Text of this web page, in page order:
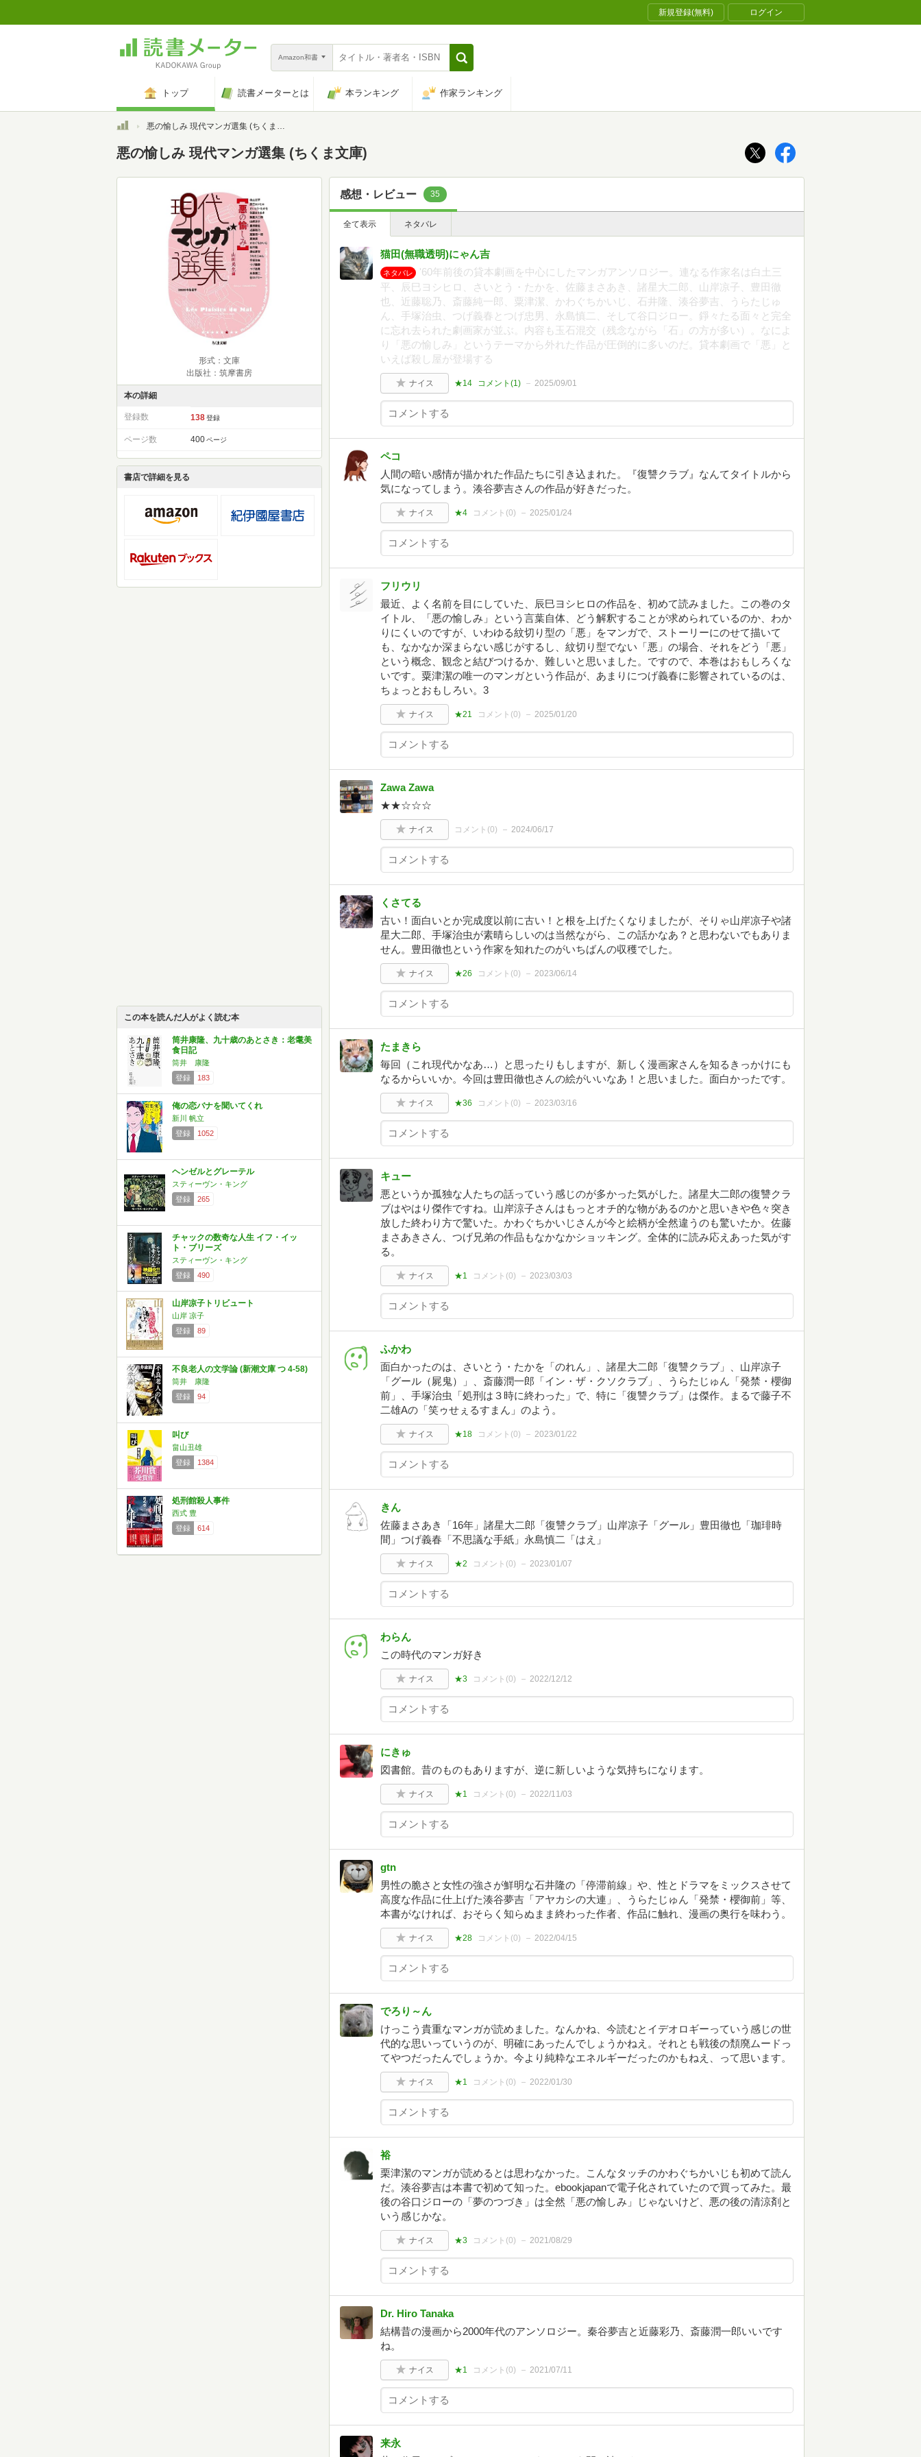
新規登録(無料) ログイン
Amazon和書
トップ 読書メーターとは 本ランキング 作家ランキング
トップ悪の愉しみ 現代マンガ選集 (ちくま文庫)
悪の愉しみ 現代マンガ選集 (ちくま文庫)
形式：文庫
出版社：筑摩書房
本の詳細
登録数 138 登録
ページ数 400 ページ
書店で詳細を見る
この本を読んだ人がよく読む本
筒井康隆、九十歳のあとさき：老耄美
食日記
筒井 康隆
登録
183
俺の恋バナを聞いてくれ
新川 帆立
登録
1052
ヘンゼルとグレーテル
スティーヴン・キング
登録
265
チャックの数奇な人生 イフ・イッ
ト・ブリーズ
スティーヴン・キング
登録
490
山岸凉子トリビュート
山岸 凉子
登録
89
不良老人の文学論 (新潮文庫 つ 4-58)
筒井 康隆
登録
94
叫び
畠山丑雄
登録
1384
処刑館殺人事件
西式 豊
登録
614
感想・レビュー 35
全て表示 ネタバレ
猫田(無職透明)にゃん吉
ネタバレ
'60年前後の貸本劇画を中心にしたマンガアンソロジー。連なる作家名は白土三
平、辰巳ヨシヒロ、さいとう・たかを、佐藤まさあき、諸星大二郎、山岸凉子、豊田徹
也、近藤聡乃、斎藤純一郎、粟津潔、かわぐちかいじ、石井隆、湊谷夢吉、うらたじゅ
ん、手塚治虫、つげ義春とつげ忠男、永島慎二、そして谷口ジロー。錚々たる面々と完全
に忘れ去られた劇画家が並ぶ。内容も玉石混交（残念ながら「石」の方が多い）。なによ
り「悪の愉しみ」というテーマから外れた作品が圧倒的に多いのだ。貸本劇画で「悪」と
いえば殺し屋が登場する
ナイス ★14 コメント(1) 2025/09/01
ペコ
人間の暗い感情が描かれた作品たちに引き込まれた。『復讐クラブ』なんてタイトルから
気になってしまう。湊谷夢吉さんの作品が好きだった。
ナイス ★4 コメント(0) 2025/01/24
フリウリ
最近、よく名前を目にしていた、辰巳ヨシヒロの作品を、初めて読みました。この巻のタ
イトル、「悪の愉しみ」という言葉自体、どう解釈することが求められているのか、わか
りにくいのですが、いわゆる紋切り型の「悪」をマンガで、ストーリーにのせて描いて
も、なかなか深まらない感じがするし、紋切り型でない「悪」の場合、それをどう「悪」
という概念、観念と結びつけるか、難しいと思いました。ですので、本巻はおもしろくな
いです。粟津潔の唯一のマンガという作品が、あまりにつげ義春に影響されているのは、
ちょっとおもしろい。3
ナイス ★21 コメント(0) 2025/01/20
Zawa Zawa
★★☆☆☆
ナイス コメント(0) 2024/06/17
くさてる
古い！面白いとか完成度以前に古い！と根を上げたくなりましたが、そりゃ山岸凉子や諸
星大二郎、手塚治虫が素晴らしいのは当然ながら、この話かなあ？と思わないでもありま
せん。豊田徹也という作家を知れたのがいちばんの収穫でした。
ナイス ★26 コメント(0) 2023/06/14
たまきら
毎回（これ現代かなあ…）と思ったりもしますが、新しく漫画家さんを知るきっかけにも
なるからいいか。今回は豊田徹也さんの絵がいいなあ！と思いました。面白かったです。
ナイス ★36 コメント(0) 2023/03/16
キュー
悪というか孤独な人たちの話っていう感じのが多かった気がした。諸星大二郎の復讐クラ
ブはやはり傑作ですね。山岸涼子さんはもっとオチ的な物があるのかと思いきや色々突き
放した終わり方で驚いた。かわぐちかいじさんが今と絵柄が全然違うのも驚いたか。佐藤
まさあきさん、つげ兄弟の作品もなかなかショッキング。全体的に読み応えあった気がす
る。
ナイス ★1 コメント(0) 2023/03/03
ふかわ
面白かったのは、さいとう・たかを「のれん」、諸星大二郎「復讐クラブ」、山岸凉子
「グール（屍鬼）」、斎藤潤一郎「イン・ザ・クソクラブ」、うらたじゅん「発禁・櫻御
前」、手塚治虫「処刑は３時に終わった」で、特に「復讐クラブ」は傑作。まるで藤子不
二雄Aの‎「笑ゥせぇるすまん」のよう。
ナイス ★18 コメント(0) 2023/01/22
きん
佐藤まさあき「16年」諸星大二郎「復讐クラブ」山岸凉子「グール」豊田徹也「珈琲時
間」つげ義春「不思議な手紙」永島慎二「はえ」
ナイス ★2 コメント(0) 2023/01/07
わらん
この時代のマンガ好き
ナイス ★3 コメント(0) 2022/12/12
にきゅ
図書館。昔のものもありますが、逆に新しいような気持ちになります。
ナイス ★1 コメント(0) 2022/11/03
gtn
男性の脆さと女性の強さが鮮明な石井隆の「停滞前線」や、性とドラマをミックスさせて
高度な作品に仕上げた湊谷夢吉「アヤカシの大連」、うらたじゅん「発禁・櫻御前」等、
本書がなければ、おそらく知らぬまま終わった作者、作品に触れ、漫画の奥行を味わう。
ナイス ★28 コメント(0) 2022/04/15
でろり～ん
けっこう貴重なマンガが読めました。なんかね、今読むとイデオロギーっていう感じの世
代的な思いっていうのが、明確にあったんでしょうかねえ。それとも戦後の頽廃ムードっ
てやつだったんでしょうか。今より純粋なエネルギーだったのかもねえ、って思います。
ナイス ★1 コメント(0) 2022/01/30
裕
栗津潔のマンガが読めるとは思わなかった。こんなタッチのかわぐちかいじも初めて読ん
だ。湊谷夢吉は本書で初めて知った。ebookjapanで電子化されていたので買ってみた。最
後の谷口ジローの「夢のつづき」は全然「悪の愉しみ」じゃないけど、悪の後の清涼剤と
いう感じかな。
ナイス ★3 コメント(0) 2021/08/29
Dr. Hiro Tanaka
結構昔の漫画から2000年代のアンソロジー。秦谷夢吉と近藤彩乃、斎藤潤一郎いいです
ね。
ナイス ★1 コメント(0) 2021/07/11
来永